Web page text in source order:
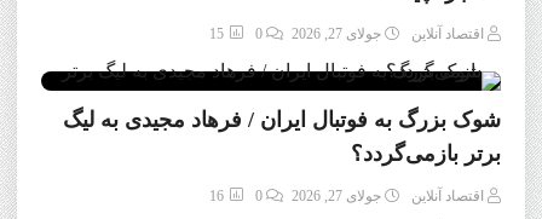
اقتصاد آنلاین جولای 27, 2026 0
15
شوک بزرگ به فوتبال ایران / فرهاد مجیدی به لیگ
برتر بازمی‌گردد؟
اقتصاد آنلاین جولای 27, 2026 0
16